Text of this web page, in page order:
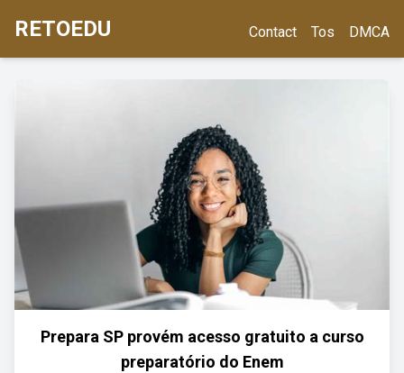
RETOEDU Contact Tos DMCA
Prepara SP provém acesso gratuito a curso
preparatório do Enem